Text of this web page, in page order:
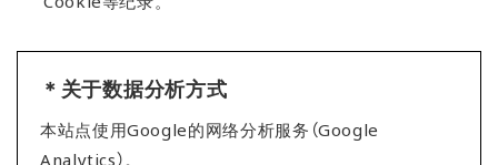
＊关于数据分析方式
本站点使用Google的网络分析服务（Google
Analytics）。